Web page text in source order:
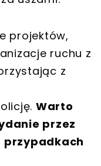
projektów,
ruchu z
z
Warto
przez
przypadkach